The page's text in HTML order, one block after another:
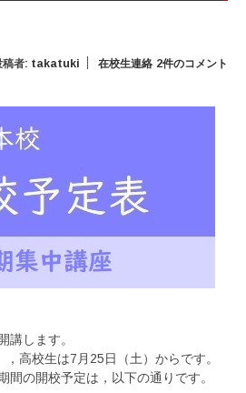
2件のコメント
稿者: takatuki
在校生連絡
講します。
高校生は7月25日（土）からです。
間の開校予定は，以下の通りです。